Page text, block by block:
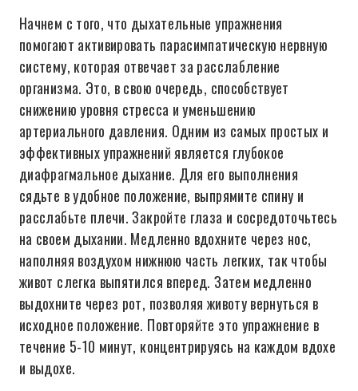
Начнем с того, что дыхательные упражнения
помогают активировать парасимпатическую нервную
систему, которая отвечает за расслабление
организма. Это, в свою очередь, способствует
снижению уровня стресса и уменьшению
артериального давления. Одним из самых простых и
эффективных упражнений является глубокое
диафрагмальное дыхание. Для его выполнения
сядьте в удобное положение, выпрямите спину и
расслабьте плечи. Закройте глаза и сосредоточьтесь
на своем дыхании. Медленно вдохните через нос,
наполняя воздухом нижнюю часть легких, так чтобы
живот слегка выпятился вперед. Затем медленно
выдохните через рот, позволяя животу вернуться в
исходное положение. Повторяйте это упражнение в
течение 5-10 минут, концентрируясь на каждом вдохе
и выдохе.